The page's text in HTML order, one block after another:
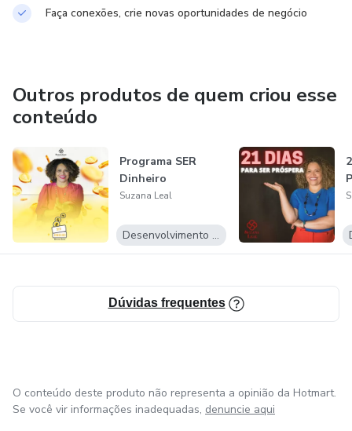
Faça conexões, crie novas oportunidades de negócio
Outros produtos de quem criou esse
conteúdo
Programa SER
Dinheiro
Suzana Leal
Desenvolvimento Pessoal
Dúvidas frequentes
O conteúdo deste produto não representa a opinião da Hotmart.
Se você vir informações inadequadas, denuncie aqui